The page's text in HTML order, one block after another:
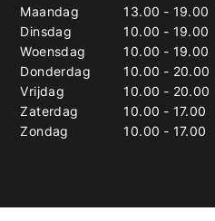
Maandag
13.00 - 19.00
Dinsdag
10.00 - 19.00
Woensdag
10.00 - 19.00
Donderdag
10.00 - 20.00
Vrijdag
10.00 - 20.00
Zaterdag
10.00 - 17.00
Zondag
10.00 - 17.00